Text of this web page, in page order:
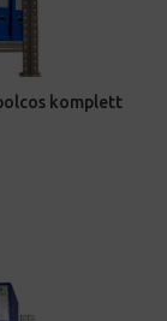
komplett